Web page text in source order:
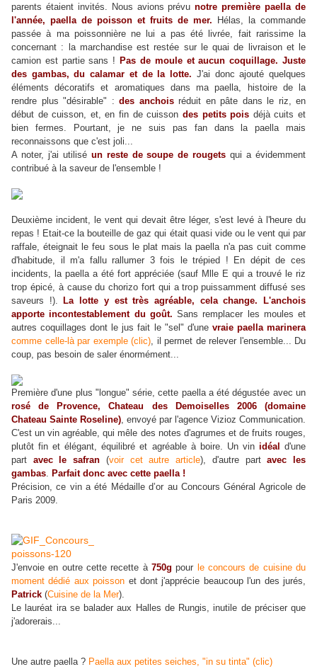
parents étaient invités. Nous avions prévunotre première paella de
l'année, paella de poisson et fruits de mer. Hélas, la commande
passée à ma poissonnière ne lui a pas été livrée, fait rarissime la
concernant : la marchandise est restée sur le quai de livraison et le
camion est partie sans ! Pas de moule et aucun coquillage. Juste
des gambas, du calamar et de la lotte. J'ai donc ajouté quelques
éléments décoratifs et aromatiques dans ma paella, histoire de la
rendre plus "désirable" : des anchoisréduit en pâte dans le riz, en
début de cuisson, et, en fin de cuisson des petits pois déjà cuits et
bien fermes. Pourtant, je ne suis pas fan dans la paella mais
reconnaissons que c'est joli...
A noter, j'ai utilisé un reste de soupe de rougets qui a évidemment
contribué à la saveur de l'ensemble !
Deuxième incident, le vent qui devait être léger, s'est levé à l'heure du
repas ! Etait-ce la bouteille de gaz qui était quasi vide ou le vent qui par
raffale, éteignait le feu sous le plat mais la paella n'a pas cuit comme
d'habitude, il m'a fallu rallumer 3 fois le trépied ! En dépit de ces
incidents, la paella a été fort appréciée (sauf Mlle E qui a trouvé le riz
trop épicé, à cause du chorizo fort qui a trop puissamment diffusé ses
saveurs !).
La lotte y est très agréable, cela change. L'anchois
apporte incontestablement du goût. Sans remplacer les moules et
autres coquillages dont le jus fait le "sel" d'une vraie paella marinera
comme celle-là par exemple (clic), il permet de relever l'ensemble... Du
coup, pas besoin de saler énormément...
Première d'une plus "longue" série, cette paella a été dégustée avec un
rosé de Provence, Chateau des Demoiselles 2006 (domaine
Chateau Sainte Roseline), envoyé par l'agence Vizioz Communication.
C'est un vin agréable, qui mêle des notes d'agrumes et de fruits rouges,
plutôt fin et élégant, équilibré et agréable à boire. Un vin idéal d'une
part avec le safran (voir cet autre article), d'autre partavec les
gambas. Parfait donc avec cette paella !
Précision, ce vin a été Médaille d’or au Concours Général Agricole de
Paris 2009.
J'envoie en outre cette recette à 750g pour le concours de cuisine du
moment dédié aux poisson et dont j'apprécie beaucoup l'un des jurés,
Patrick (Cuisine de la Mer).
Le lauréat ira se balader aux Halles de Rungis, inutile de préciser que
j'adorerais...
Une autre paella ? Paella aux petites seiches, "in su tinta" (clic)